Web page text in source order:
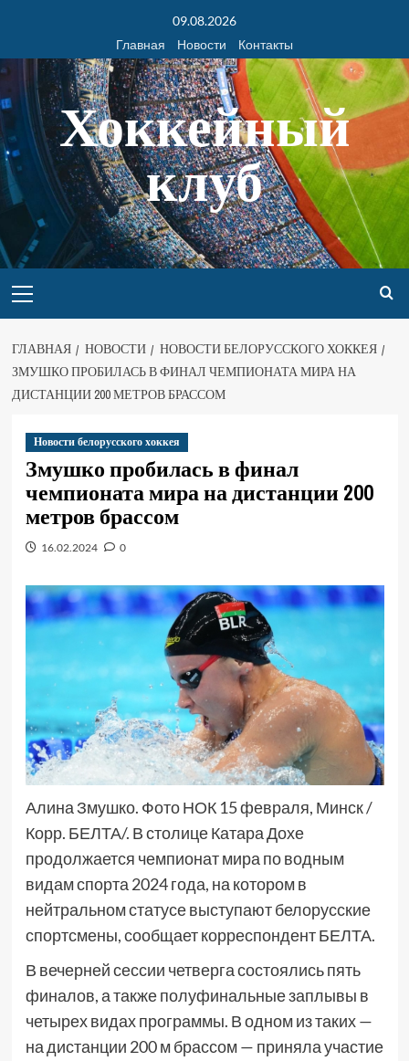
09.08.2026
Главная
Новости Контакты
Хоккейный
клуб
ГЛАВНАЯ НОВОСТИ
НОВОСТИ БЕЛОРУССКОГО ХОККЕЯ
ЗМУШКО ПРОБИЛАСЬ В ФИНАЛ ЧЕМПИОНАТА МИРА НА
ДИСТАНЦИИ 200 МЕТРОВ БРАССОМ
Новости белорусского хоккея
Змушко пробилась в финал
чемпионата мира на дистанции 200
метров брассом
16.02.2024 0
Алина Змушко. Фото НОК 15 февраля, Минск /
Корр. БЕЛТА/. В столице Катара Дохе
продолжается чемпионат мира по водным
видам спорта 2024 года, на котором в
нейтральном статусе выступают белорусские
спортсмены, сообщает корреспондент БЕЛТА.
В вечерней сессии четверга состоялись пять
финалов, а также полуфинальные заплывы в
четырех видах программы. В одном из таких —
на дистанции 200 м брассом — приняла участие